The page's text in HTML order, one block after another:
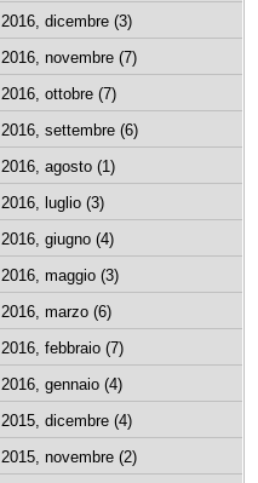
2016, dicembre (3)
2016, novembre (7)
2016, ottobre (7)
2016, settembre (6)
2016, agosto (1)
2016, luglio (3)
2016, giugno (4)
2016, maggio (3)
2016, marzo (6)
2016, febbraio (7)
2016, gennaio (4)
2015, dicembre (4)
2015, novembre (2)